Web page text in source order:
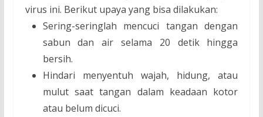
virus ini. Berikut upaya yang bisa dilakukan:
Sering-seringlah mencuci tangan dengan
sabun dan air selama 20 detik hingga
bersih.
Hindari menyentuh wajah, hidung, atau
mulut saat tangan dalam keadaan kotor
atau belum dicuci.